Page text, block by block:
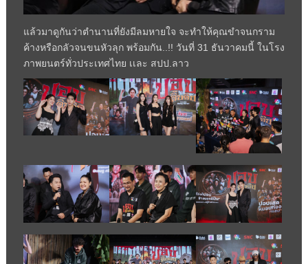
แล้วมาดูกันว่าตำนานที่ยังมีลมหายใจ จะทำให้คุณขำจนกราม
ค้างหรือกลัวจนขนหัวลุก พร้อมกัน..!! วันที่ 31 ธันวาคมนี้ ในโรง
ภาพยนตร์ทั่วประเทศไทย เเละ สปป.ลาว